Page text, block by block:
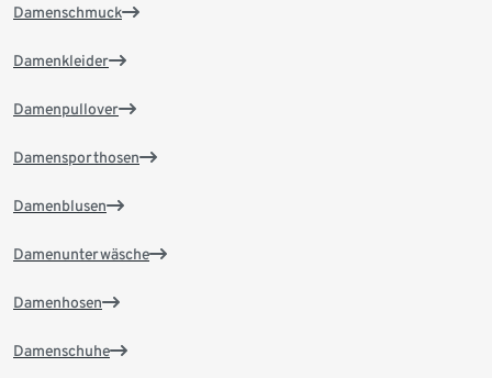
Damenschmuck
Damenkleider
Damenpullover
Damensporthosen
Damenblusen
Damenunterwäsche
Damenhosen
Damenschuhe